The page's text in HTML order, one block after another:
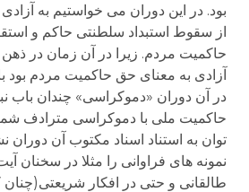
بود. در این دوران می خواستیم به
از سقوط استبداد سلطنتی حاکم و
حاکمیت مردم. زیرا در آن زمان در
آزادی به معنای حق حاکمیت مردم بود
در آن دوران «دموکراسی» چندان باب
حاکمیت ملی با دموکراسی مترادف
توان به استناد اسناد مکتوب آن دوران
نمونه های فراوانی را مثلا در سخنان
طالقانی و حتی در افکار شریعتی(چنان